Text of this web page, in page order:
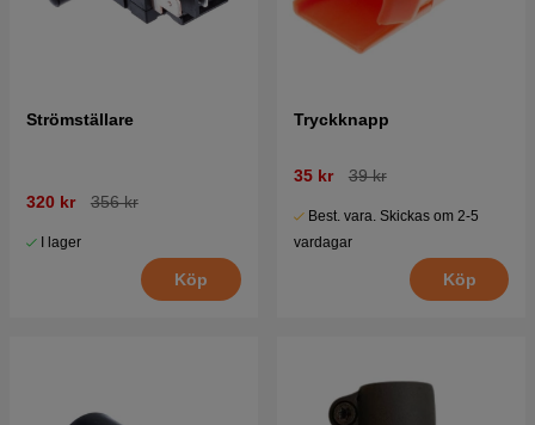
Strömställare
320 kr 356 kr
I lager
Köp
Tryckknapp
35 kr 39 kr
Best. vara. Skickas om 2-5
vardagar
Köp